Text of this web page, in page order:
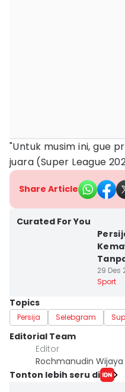
"Untuk musim ini, gue
juara (Super League
Share Article
Curated For You
29 Des
Sport
Topics
Persija Selebgram
Editorial Team
Editor
Rochmanudin Wijaya
Tonton lebih seru di